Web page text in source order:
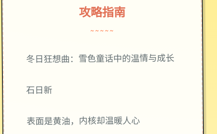
攻略指南
~~~~~
冬日狂想曲：雪色童话中的温情与成长
石日新
表面是黄油，内核却温暖人心